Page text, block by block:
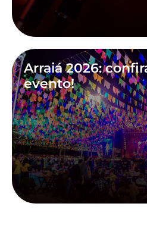
Arraiá 2026:
evento!